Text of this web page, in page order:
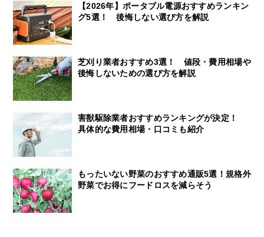
【2026年】ポータブル電源おすすめランキン
グ5選！ 後悔しない選び方を解説
芝刈り業者おすすめ3選！ 値段・費用相場や
後悔しないための選び方を解説
害獣駆除業者おすすめランキングが決定！
具体的な費用相場・口コミも紹介
もったいない野菜のおすすめ通販5選！規格外
野菜でお得にフードロスを減らそう